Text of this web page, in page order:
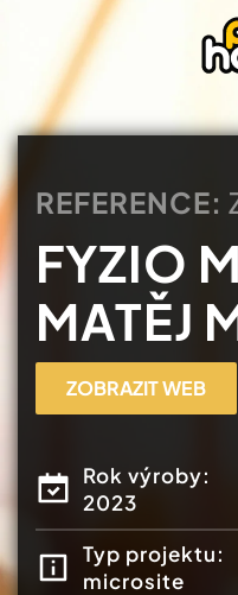
REFERENCE:
FYZIO
MATĚJ
ZOBRAZIT WEB
Rok výroby:
2023
Typ projektu:
microsite